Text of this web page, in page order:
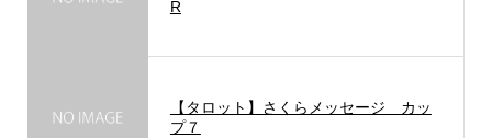
R
【タロット】さくらメッセージ カッ
プ７